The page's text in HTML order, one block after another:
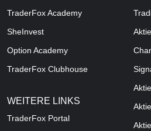
TraderFox Academy
SheInvest
Option Academy
TraderFox Clubhouse
WEITERE LINKS
TraderFox Portal